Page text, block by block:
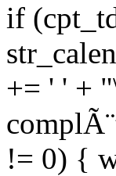
if
+= ' ' +
!= 0) {